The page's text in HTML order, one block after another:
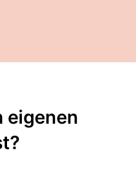
eigenen